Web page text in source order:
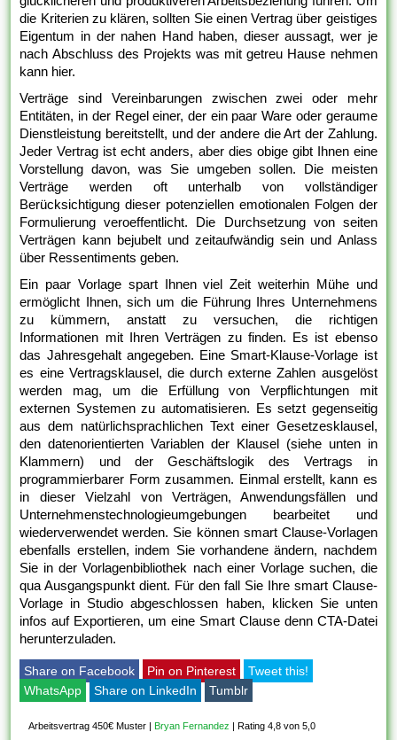
die Kriterien zu klären, sollten Sie einen Vertrag über geistiges
Eigentum in der nahen Hand haben, dieser aussagt, wer je
nach Abschluss des Projekts was mit getreu Hause nehmen
kann hier.
Verträge sind Vereinbarungen zwischen zwei oder mehr
Entitäten, in der Regel einer, der ein paar Ware oder geraume
Dienstleistung bereitstellt, und der andere die Art der Zahlung.
Jeder Vertrag ist echt anders, aber dies obige gibt Ihnen eine
Vorstellung davon, was Sie umgeben sollen. Die meisten
Verträge werden oft unterhalb von vollständiger
Berücksichtigung dieser potenziellen emotionalen Folgen der
Formulierung veroeffentlicht. Die Durchsetzung von seiten
Verträgen kann bejubelt und zeitaufwändig sein und Anlass
über Ressentiments geben.
Ein paar Vorlage spart Ihnen viel Zeit weiterhin Mühe und
ermöglicht Ihnen, sich um die Führung Ihres Unternehmens
zu kümmern, anstatt zu versuchen, die richtigen
Informationen mit Ihren Verträgen zu finden. Es ist ebenso
das Jahresgehalt angegeben. Eine Smart-Klause-Vorlage ist
es eine Vertragsklausel, die durch externe Zahlen ausgelöst
werden mag, um die Erfüllung von Verpflichtungen mit
externen Systemen zu automatisieren. Es setzt gegenseitig
aus dem natürlichsprachlichen Text einer Gesetzesklausel,
den datenorientierten Variablen der Klausel (siehe unten in
Klammern) und der Geschäftslogik des Vertrags in
programmierbarer Form zusammen. Einmal erstellt, kann es
in dieser Vielzahl von Verträgen, Anwendungsfällen und
Unternehmenstechnologieumgebungen bearbeitet und
wiederverwendet werden. Sie können smart Clause-Vorlagen
ebenfalls erstellen, indem Sie vorhandene ändern, nachdem
Sie in der Vorlagenbibliothek nach einer Vorlage suchen, die
qua Ausgangspunkt dient. Für den fall Sie Ihre smart Clause-
Vorlage in Studio abgeschlossen haben, klicken Sie unten
infos auf Exportieren, um eine Smart Clause denn CTA-Datei
herunterzuladen.
Share on Facebook Pin on Pinterest
Tweet this!
WhatsApp
Share on LinkedIn Tumblr
Arbeitsvertrag 450€ Muster | Bryan Fernandez |Rating 4,8 von 5,0